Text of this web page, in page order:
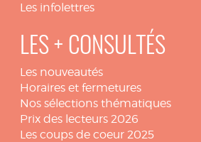
Les infolettres
LES + CONSULTÉS
Les nouveautés
Horaires et fermetures
Nos sélections thématiques
Prix des lecteurs 2026
Les coups de coeur 2025